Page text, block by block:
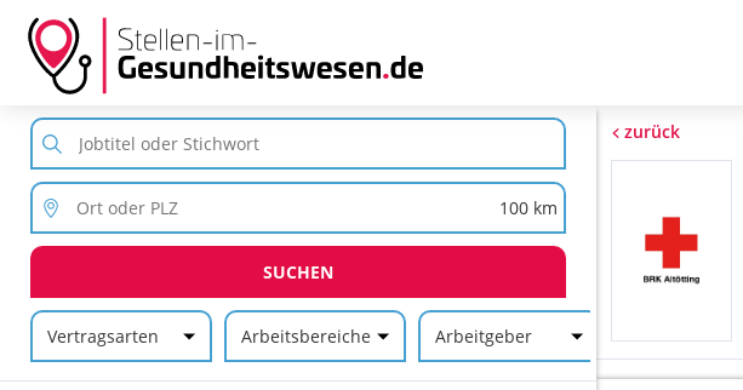
SUCHEN
Vertragsarten Arbeitsbereiche Arbeitgeber
zurück